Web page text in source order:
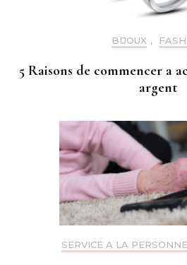
BIJOUX ,
5 Raisons de commencer a
argent
SERVICE A LA PERSONNE